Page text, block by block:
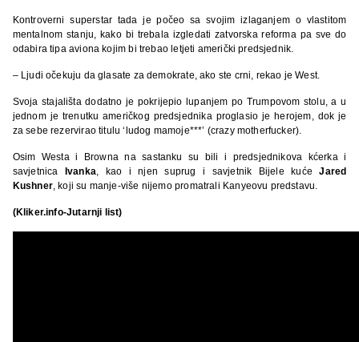
Kontroverni superstar tada je počeo sa svojim izlaganjem o vlastitom
mentalnom stanju, kako bi trebala izgledati zatvorska reforma pa sve do
odabira tipa aviona kojim bi trebao letjeti američki predsjednik.
– Ljudi očekuju da glasate za demokrate, ako ste crni, rekao je West.
Svoja stajališta dodatno je pokrijepio lupanjem po Trumpovom stolu, a u
jednom je trenutku američkog predsjednika proglasio je herojem, dok je
za sebe rezervirao titulu ‘ludog mamoje***’ (crazy motherfucker).
Osim Westa i Browna na sastanku su bili i predsjednikova kćerka i
savjetnica Ivanka , kao i njen suprug i savjetnik Bijele kućeJared
Kushner, koji su manje-više nijemo promatrali Kanyeovu predstavu.
(Kliker.info-Jutarnji list)